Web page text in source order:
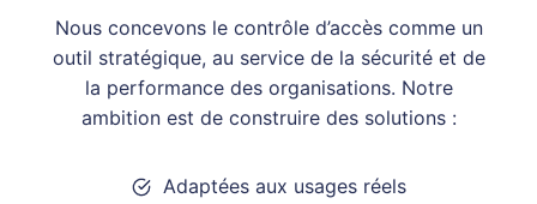
Nous concevons le contrôle d’accès comme un
outil stratégique, au service de la sécurité et de
la performance des organisations. Notre
ambition est de construire des solutions :
Adaptées aux usages réels